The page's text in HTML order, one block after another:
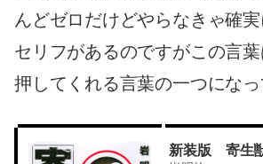
んどゼロだけどやらなきゃ確
セリフがあるのですがこの言
押してくれる言葉の一つになっ
新装版 寄生獣